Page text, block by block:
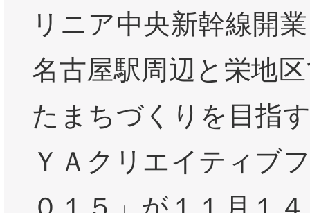
リニア中央新幹線開
名古屋駅周辺と栄地
たまちづくりを目指
ＹＡクリエイティブ